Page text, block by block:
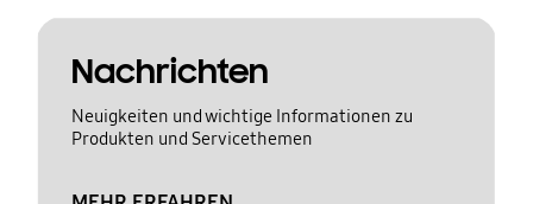
Nachrichten
Neuigkeiten und wichtige Informationen zu
Produkten und Servicethemen